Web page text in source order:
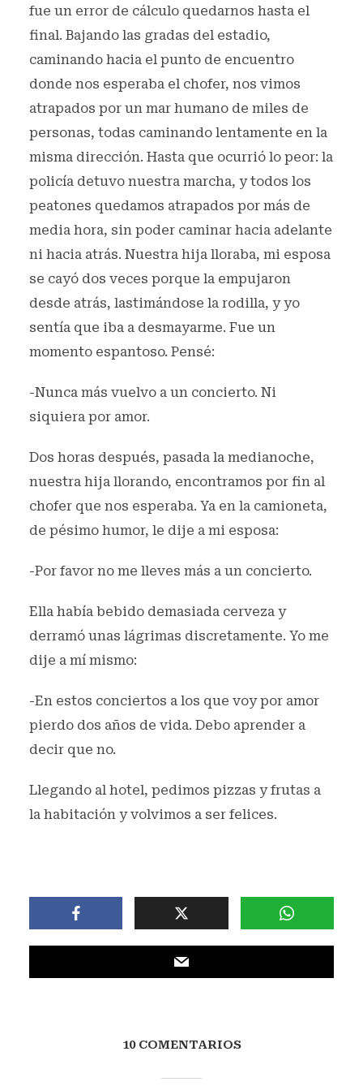
fue un error de cálculo quedarnos hasta el
final. Bajando las gradas del estadio,
caminando hacia el punto de encuentro
donde nos esperaba el chofer, nos vimos
atrapados por un mar humano de miles de
personas, todas caminando lentamente en la
misma dirección. Hasta que ocurrió lo peor: la
policía detuvo nuestra marcha, y todos los
peatones quedamos atrapados por más de
media hora, sin poder caminar hacia adelante
ni hacia atrás. Nuestra hija lloraba, mi esposa
se cayó dos veces porque la empujaron
desde atrás, lastimándose la rodilla, y yo
sentía que iba a desmayarme. Fue un
momento espantoso. Pensé:
-Nunca más vuelvo a un concierto. Ni
siquiera por amor.
Dos horas después, pasada la medianoche,
nuestra hija llorando, encontramos por fin al
chofer que nos esperaba. Ya en la camioneta,
de pésimo humor, le dije a mi esposa:
-Por favor no me lleves más a un concierto.
Ella había bebido demasiada cerveza y
derramó unas lágrimas discretamente. Yo me
dije a mí mismo:
-En estos conciertos a los que voy por amor
pierdo dos años de vida. Debo aprender a
decir que no.
Llegando al hotel, pedimos pizzas y frutas a
la habitación y volvimos a ser felices.
10 COMENTARIOS